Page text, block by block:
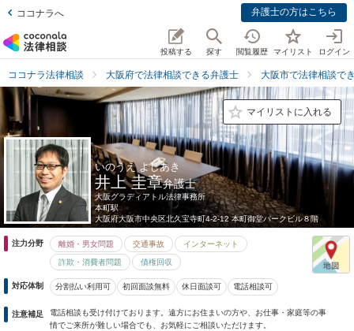
ココナラへ 弁護士の方はこちら
投稿する 探す 閲覧履歴 マイリスト ログイン
ココナラ法律相談 大阪府で法律相談できる弁護士 大阪市で法律相談で
マイリストに入れる
いのうえ よしあき
井上 圭章弁護士
大阪グラディアトル法律事務所
本町駅
大阪府大阪市中央区北久宝寺町4-2-12 本町御堂パークビル８階
注力分野 離婚・男女問題 交通事故 インターネット
詐欺・消費者問題 債権回収
対応体制 分割払い利用可 初回面談無料 休日面談可 電話相談可
注意補足
電話相談も受け付けております。遠方にお住まいの方や、お仕事・家庭等の事
情でご来所が難しい場合でも、お気軽にご相談いただけます。